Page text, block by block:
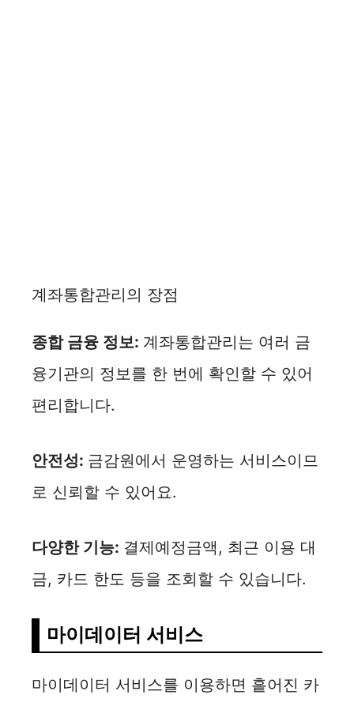
계좌통합관리의 장점
종합 금융 정보: 계좌통합관리는 여러 금
융기관의 정보를 한 번에 확인할 수 있어
편리합니다.
안전성: 금감원에서 운영하는 서비스이므
로 신뢰할 수 있어요.
다양한 기능: 결제예정금액, 최근 이용 대
금, 카드 한도 등을 조회할 수 있습니다.
마이데이터 서비스
마이데이터 서비스를 이용하면 흩어진 카